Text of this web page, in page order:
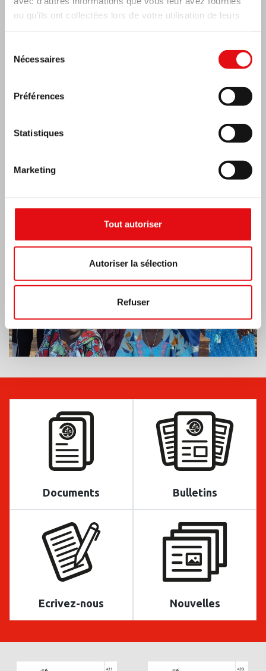
ou qu'ils ont collectées lors de votre utilisation de leurs
Nécessaires
Préférences
Statistiques
Marketing
Tout autoriser
Autoriser la sélection
Refuser
RÉPUBLIQUE CENTRAFRICAINE : 6e
Documents Bulletins
Ecrivez-nous Nouvelles